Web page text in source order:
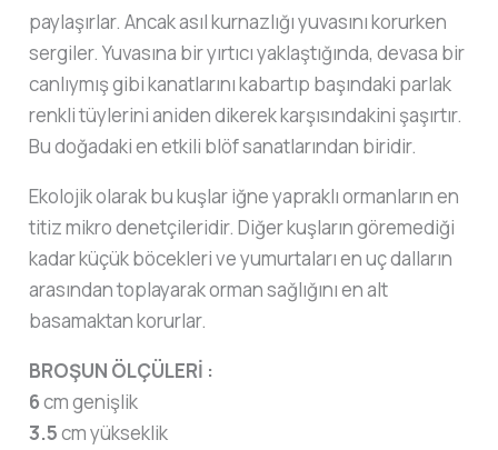
paylaşırlar. Ancak asıl kurnazlığı yuvasını korurken
sergiler. Yuvasına bir yırtıcı yaklaştığında, devasa bir
canlıymış gibi kanatlarını kabartıp başındaki parlak
renkli tüylerini aniden dikerek karşısındakini şaşırtır.
Bu doğadaki en etkili blöf sanatlarından biridir.
Ekolojik olarak bu kuşlar iğne yapraklı ormanların en
titiz mikro denetçileridir. Diğer kuşların göremediği
kadar küçük böcekleri ve yumurtaları en uç dalların
arasından toplayarak orman sağlığını en alt
basamaktan korurlar.
BROŞUN ÖLÇÜLERİ :
6cm genişlik
3.5cm yükseklik